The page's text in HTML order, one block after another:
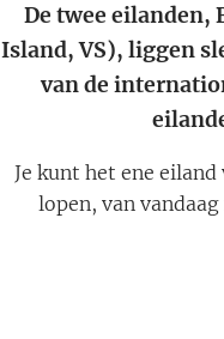
De twee eilanden,
Island, VS), liggen
van de
Je kunt het ene
lopen, van